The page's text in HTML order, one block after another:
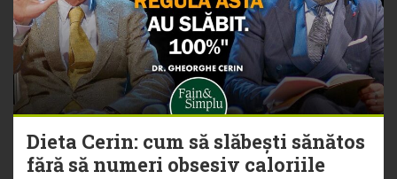
Dieta Cerin: cum să slăbești sănătos
fără să numeri obsesiv caloriile